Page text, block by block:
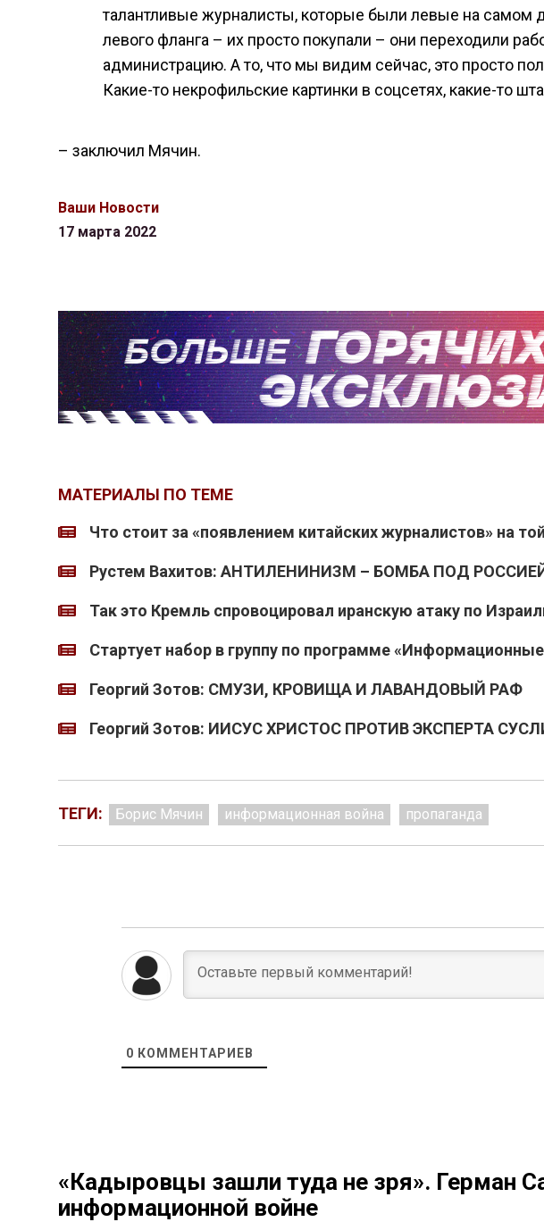
талантливые журналисты, которые были левые на самом
левого фланга – их просто покупали – они переходили
администрацию. А то, что мы видим сейчас, это просто
Какие-то некрофильские картинки в соцсетях, какие-то
– заключил Мячин.
Ваши Новости
17 марта 2022
МАТЕРИАЛЫ ПО ТЕМЕ
Что стоит за «появлением китайских журналистов» на
Рустем Вахитов: АНТИЛЕНИНИЗМ – БОМБА ПОД
Так это Кремль спровоцировал иранскую атаку по
Стартует набор в группу по программе
Георгий Зотов: СМУЗИ, КРОВИЩА И ЛАВАНДОВЫЙ РАФ
Георгий Зотов: ИИСУС ХРИСТОС ПРОТИВ ЭКСПЕРТА
ТЕГИ: Борис Мячин информационная война пропаганда
0 КОММЕНТАРИЕВ
«Кадыровцы зашли туда не зря». Герман
информационной войне